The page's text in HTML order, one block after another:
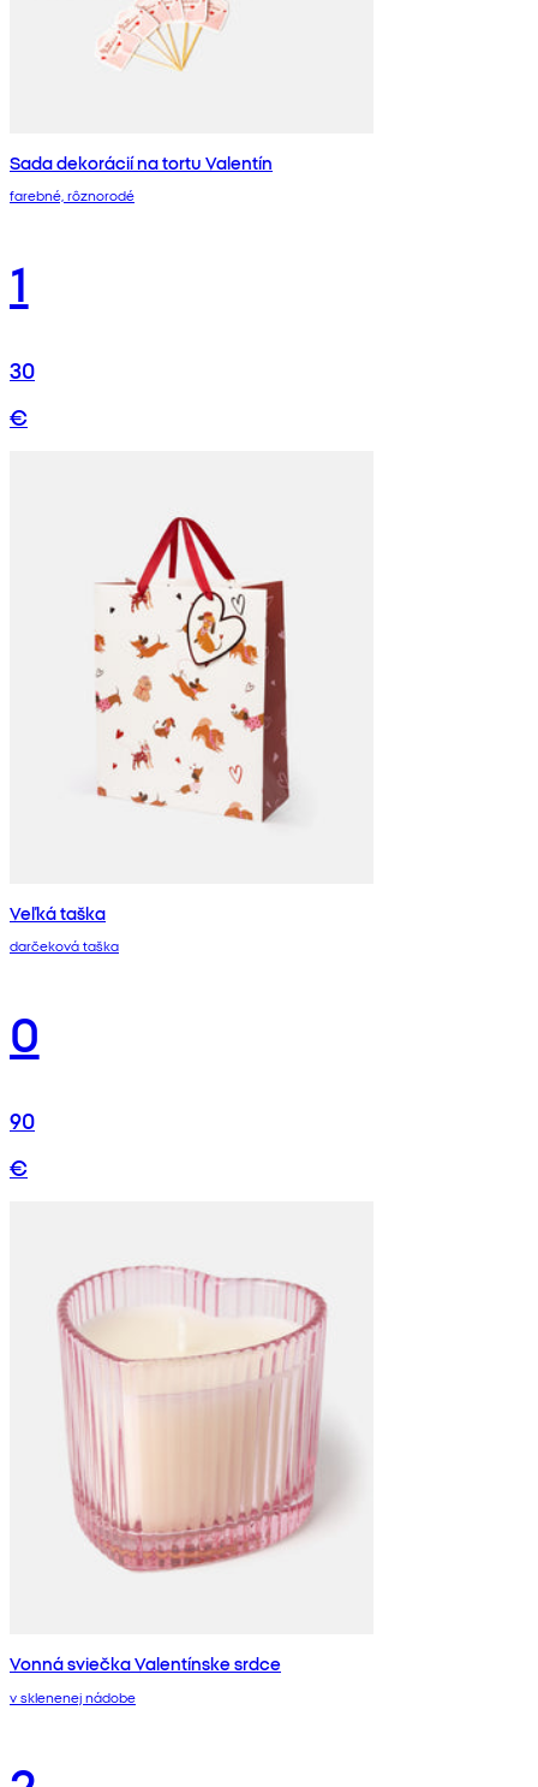
Sada dekorácií na tortu Valentín
farebné, rôznorodé
1
30
€
Veľká taška
darčeková taška
0
90
€
Vonná sviečka Valentínske srdce
v sklenenej nádobe